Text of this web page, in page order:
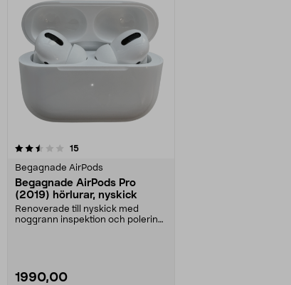
15recensioner
Begagnade AirPods
Begagnade AirPods Pro
(2019) hörlurar, nyskick
Renoverade till nyskick med
noggrann inspektion och polering.
1990,00